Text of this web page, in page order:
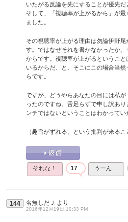
いたがる反論を先にすることが優先だ
そして、「視聴率が上がるから」が
ました。
その視聴率が上がる理由は勿論伊野
す。ではなぜそれを書かなかったか
からです。視聴率が上がるというこ
いるからだ、と、そこにこの場合当
らです。
ですが、どうやらあなたの目には私
ったのですね。舌足らずで申し訳あ
ンチではないということはわかってい
（趣旨がずれる。という批判が来る
それな！ 17 うーん…
144 名無しだＪ より
2016年12月19日 10:33 PM